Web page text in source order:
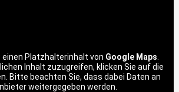
einen Platzhalterinhalt von Google Maps
Inhalt zuzugreifen, klicken Sie auf die
Bitte beachten Sie, dass dabei Daten an
weitergegeben werden.